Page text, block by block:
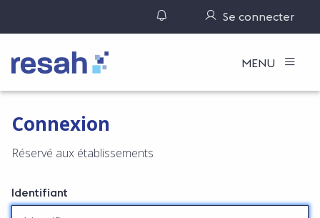
Gérer ses notifications
Se connecter
Logo Resah MENU
Connexion
Réservé aux établissements
Identifiant